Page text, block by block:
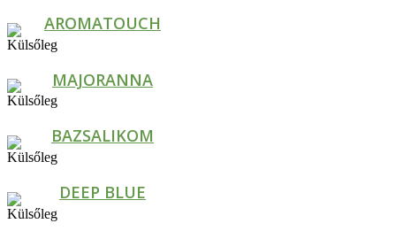
AROMATOUCH
MAJORANNA
BAZSALIKOM
DEEP BLUE